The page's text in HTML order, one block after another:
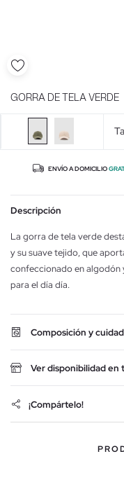
GORRA DE TELA VERDE
ENVÍO A DOMICILIO
Descripción
La gorra de tela verde
y su suave tejido, que
confeccionado en algodón
para el día día.
Composición y
Ver disponibilidad en
¡Compártelo!